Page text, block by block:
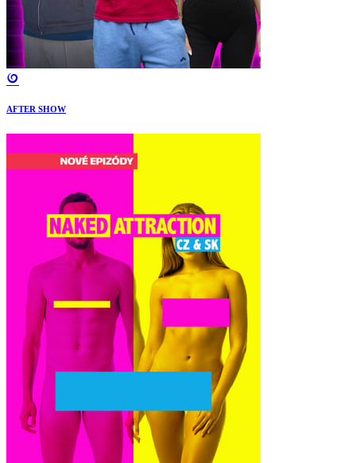
AFTER SHOW